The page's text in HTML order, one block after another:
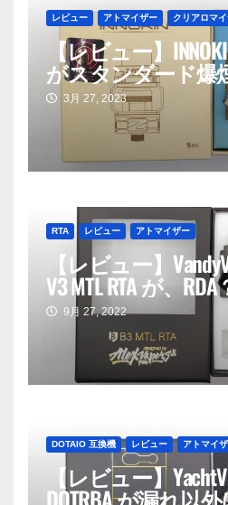
レビュー アトマイザー クリアロマ
【レビュー】
がスタンダード爆
話。
3月 27, 2023
RTA レビュー アトマイザー
【レビュー】
V3 MTL RTA が、
話。
9月 27, 2022
DOTAIO 互換機 レビュー アトマイ
【レビュー】